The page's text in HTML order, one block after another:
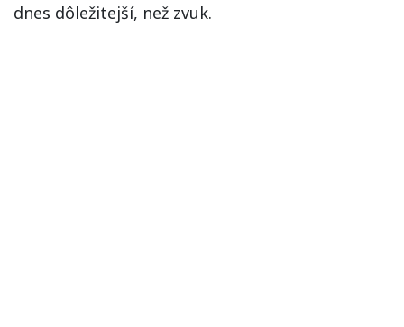
dnes dôležitejší, než zvuk.